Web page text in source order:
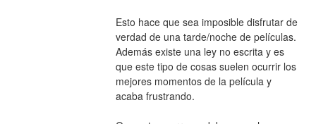
Esto hace que sea imposible disfrutar de
verdad de una tarde/noche de películas.
Además existe una ley no escrita y es
que este tipo de cosas suelen ocurrir los
mejores momentos de la película y
acaba frustrando.